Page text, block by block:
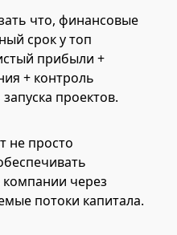
что, финансовые
срок у топ
прибыли +
+ контроль
проектов.
не просто
через
потоки капитала.